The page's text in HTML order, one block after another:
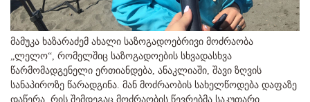
მამუკა ხაზარაძემ ახალი საზოგადოებრივი მოძრაობა
„ლელო“, რომელშიც საზოგადოების სხვადასხვა
წარმომადგენელი ერთიანდება, ანაკლიაში, შავი ზღვის
სანაპიროზე წარადგინა. მან მოძრაობის სახელწოდება დაფაზე
დაწერა, რის შემდეგაც მოძრაობის წევრებმა საკუთარი